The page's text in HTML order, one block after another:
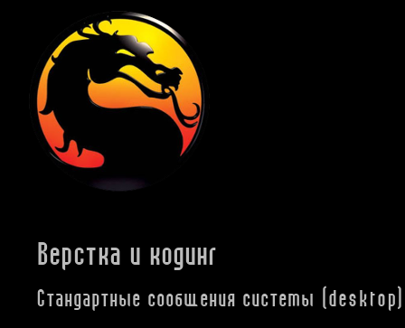
Верстка и кодинг
Стандартные сообщения системы (desktop)